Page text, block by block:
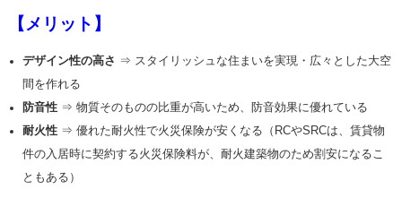
【メリット】
デザイン性の高さ ⇒ スタイリッシュな住まいを実現・ 広々とした大空
間を作れる
防音性⇒ 物質そのものの比重が高いため、防音効果に優れている
耐火性⇒ 優れた耐火性で火災保険が安くなる （RCやSRCは、賃貸物
件の入居時に契約する火災保険料が、耐火建築物のため割安になるこ
ともある）